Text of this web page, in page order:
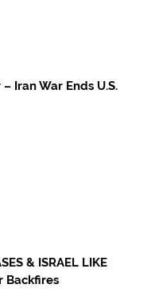
Iran War Ends U.S.
& ISRAEL LIKE
Backfires